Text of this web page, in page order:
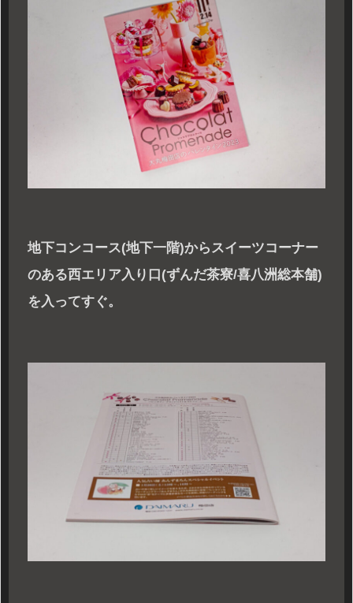
地下コンコース(地下一階)からスイーツコーナー
のある西エリア入り口(ずんだ茶寮/喜八洲総本舗)
を入ってすぐ。